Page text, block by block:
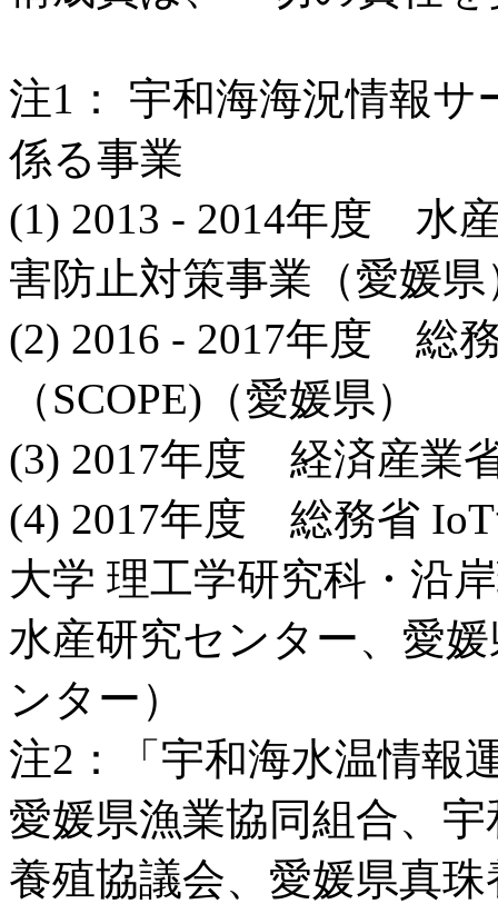
注1： 宇和海海況情報サ
係る事業
(1) 2013 - 2014年度 水
害防止対策事業（愛媛県
(2) 2016 - 2017年度 総
（SCOPE)（愛媛県）
(3) 2017年度 経済産業
(4) 2017年度 総務省
大学 理工学研究科・沿
水産研究センター、愛
ンター）
注2：「宇和海水温情報
愛媛県漁業協同組合、
養殖協議会、愛媛県真